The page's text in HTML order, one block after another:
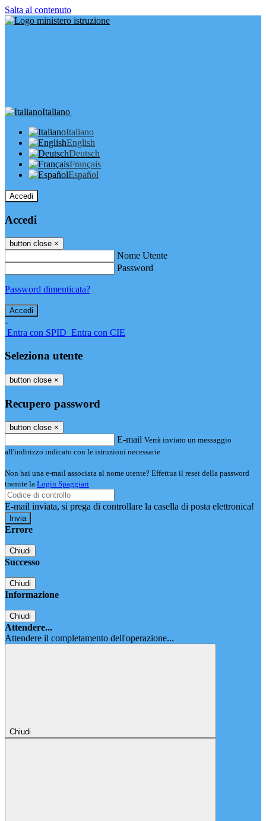
Salta al contenuto
Italiano
Italiano
English
Deutsch
Français
Español
Accedi
Accedi
button close ×
Nome Utente
Password
Password dimenticata?
-
Entra con SPID Entra con CIE
Seleziona utente
button close ×
Recupero password
button close ×
E-mail Verrà inviato un messaggio
all'indirizzo indicato con le istruzioni necessarie.
Non hai una e-mail associata al nome utente? Effettua il reset della password
tramite la Login Spaggiari
E-mail inviata, si prega di controllare la casella di posta elettronica!
Errore
Chiudi
Successo
Chiudi
Informazione
Chiudi
Attendere...
Attendere il completamento dell'operazione...
Chiudi